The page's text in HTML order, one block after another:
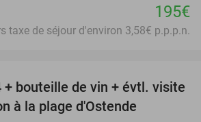
195€
taxe de séjour d'environ 3,58€ p.p.p.n.
46%
+ bouteille de vin + évtl. visite
à la plage d'Ostende